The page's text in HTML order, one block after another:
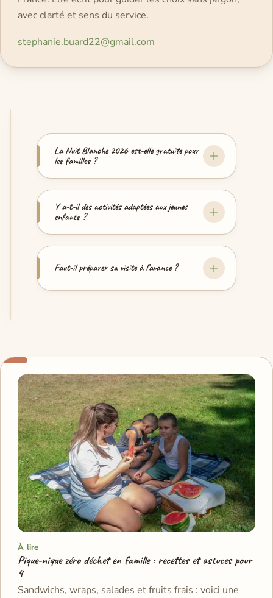
avec clarté et sens du service.
stephanie.buard22@gmail.com
La Nuit Blanche 2026 est-elle gratuite pour
les familles ?
Y a-t-il des activités adaptées aux jeunes
enfants ?
Faut-il préparer sa visite à l’avance ?
À lire
Pique-nique zéro déchet en famille : recettes et astuces pour
4
Sandwichs, wraps, salades et fruits frais : voici une